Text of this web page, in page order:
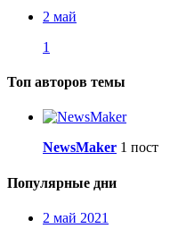
2 май
1
Топ авторов темы
NewsMaker 1 пост
Популярные дни
2 май 2021